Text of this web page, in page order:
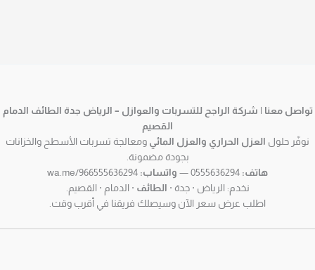
تواصل معنا | شركة الراجح للتسربات والعوازل – الرياض جدة الطائف الدمام
القصيم
نوفّر حلول
العزل الحراري والعزل المائي ومعالجة تسربات الأسطح والخزانات
بجودة مضمونة.
هاتف:
واتساب:
نخدم: الرياض · جدة ·
الطائف · الدمام · القصيم.
اطلب عرض سعر الآن وسيصلك فريقنا في أقرب وقت.